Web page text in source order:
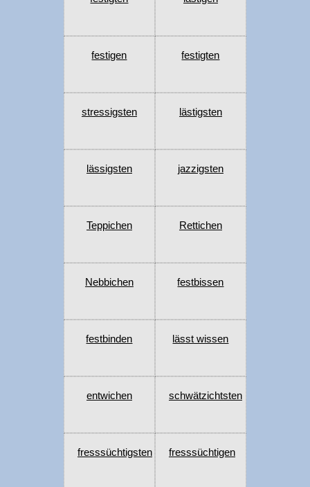
festigen festigten
stressigsten lästigsten
lässigsten jazzigsten
Teppichen Rettichen
Nebbichen festbissen
festbinden lässt wissen
entwichen schwätzichtsten
fresssüchtigsten fresssüchtigen